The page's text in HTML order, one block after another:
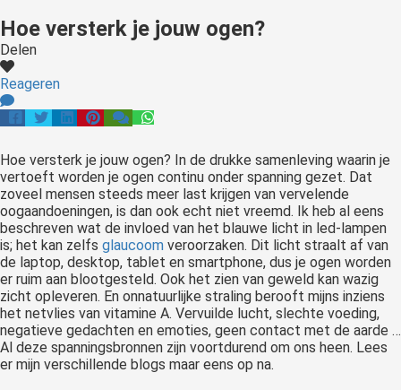
Hoe versterk je jouw ogen?
Delen
Reageren
Hoe versterk je jouw ogen? In de drukke samenleving waarin je
vertoeft worden je ogen continu onder spanning gezet. Dat
zoveel mensen steeds meer last krijgen van vervelende
oogaandoeningen, is dan ook echt niet vreemd. Ik heb al eens
beschreven wat de invloed van het blauwe licht in led-lampen
is; het kan zelfs glaucoom veroorzaken. Dit licht straalt af van
de laptop, desktop, tablet en smartphone, dus je ogen worden
er ruim aan blootgesteld. Ook het zien van geweld kan wazig
zicht opleveren. En onnatuurlijke straling berooft mijns inziens
het netvlies van vitamine A. Vervuilde lucht, slechte voeding,
negatieve gedachten en emoties, geen contact met de aarde …
Al deze spanningsbronnen zijn voortdurend om ons heen. Lees
er mijn verschillende blogs maar eens op na.